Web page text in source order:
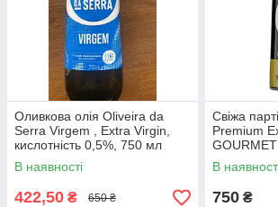
Оливкова олія Oliveira da
Serra Virgem , Extra Virgin,
кислотність 0,5%, 750 мл
В наявності
422,50 ₴ 650 ₴
Свіжа
Premium
0.5 л
В
750 ₴